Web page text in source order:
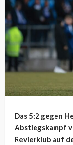
Das 5:2 gegen
Abstiegskampf
Revierklub auf